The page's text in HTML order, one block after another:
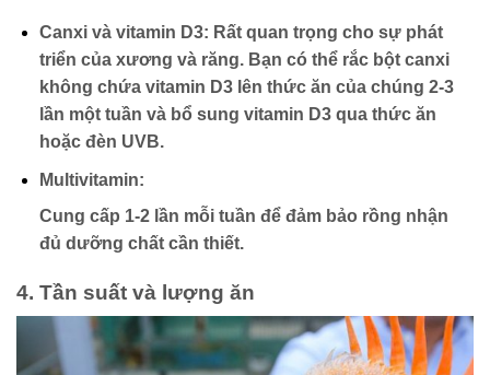
Canxi và vitamin D3: Rất quan trọng cho sự phát
triển của xương và răng. Bạn có thể rắc bột canxi
không chứa vitamin D3 lên thức ăn của chúng 2-3
lần một tuần và bổ sung vitamin D3 qua thức ăn
hoặc đèn UVB.
Multivitamin:
Cung cấp 1-2 lần mỗi tuần để đảm bảo rồng nhận
đủ dưỡng chất cần thiết.
4. Tần suất và lượng ăn